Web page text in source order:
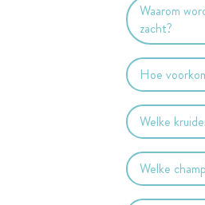
Waarom
zacht?
Hoe
Welke
Welke